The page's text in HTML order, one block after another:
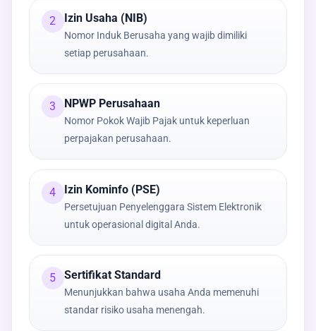
2 Izin Usaha (NIB)
Nomor Induk Berusaha yang wajib dimiliki
setiap perusahaan.
3 NPWP Perusahaan
Nomor Pokok Wajib Pajak untuk keperluan
perpajakan perusahaan.
4 Izin Kominfo (PSE)
Persetujuan Penyelenggara Sistem Elektronik
untuk operasional digital Anda.
5 Sertifikat Standard
Menunjukkan bahwa usaha Anda memenuhi
standar risiko usaha menengah.